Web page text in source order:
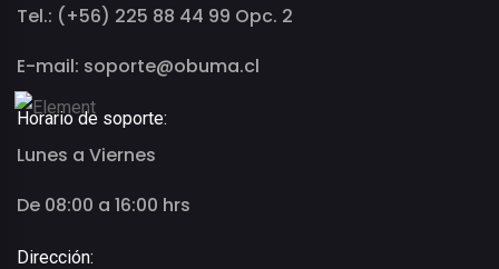
Tel.: (+56) 225 88 44 99 Opc. 2
E-mail: soporte@obuma.cl
Horario de soporte:
Lunes a Viernes
De 08:00 a 16:00 hrs
Dirección: